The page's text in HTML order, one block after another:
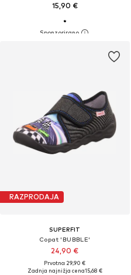
15,90 €
RAZPRODAJA
SUPERFIT
Copat 'BUBBLE'
24,90 €
Prvotno: 29,90 €
Zadnja najnižja cena15,68 €